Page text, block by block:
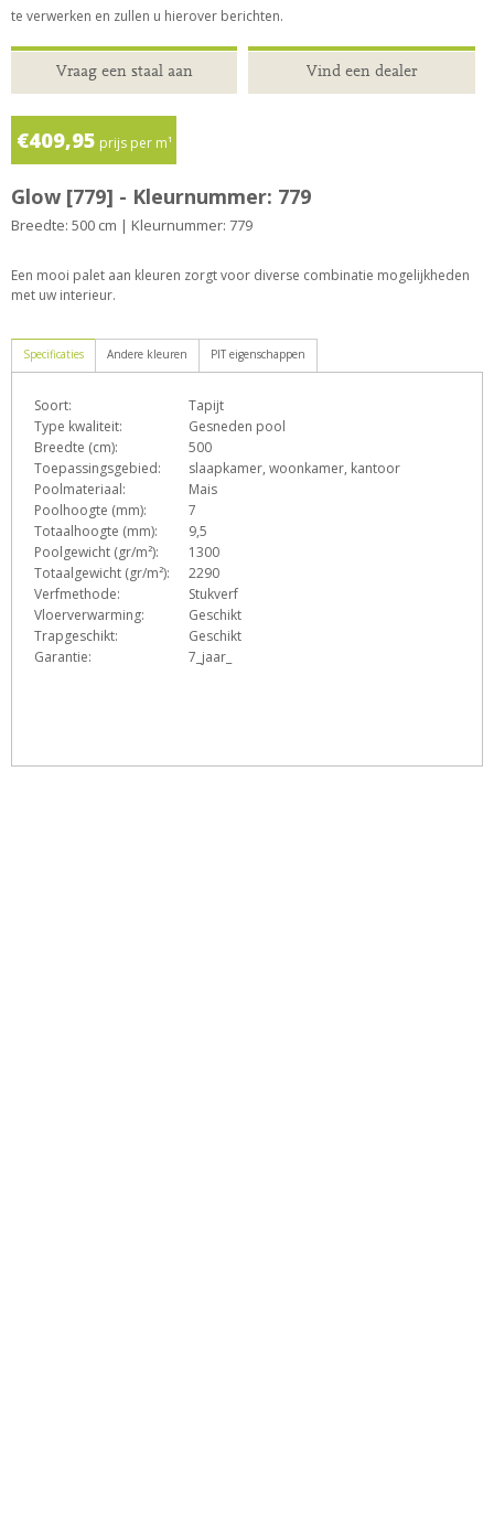
te verwerken en zullen u hierover berichten.
Vraag een staal aan Vind een dealer
€409,95 prijs per m¹
Glow [779] - Kleurnummer: 779
Breedte: 500 cm | Kleurnummer: 779
Een mooi palet aan kleuren zorgt voor diverse combinatie mogelijkheden
met uw interieur.
Specificaties
Soort:
Tapijt
Type kwaliteit:
Gesneden pool
Breedte (cm):
500
Toepassingsgebied:
slaapkamer, woonkamer, kantoor
Poolmateriaal:
Mais
Poolhoogte (mm):
7
Totaalhoogte (mm):
9,5
Poolgewicht (gr/m²):
1300
Totaalgewicht (gr/m²):
2290
Verfmethode:
Stukverf
Vloerverwarming:
Geschikt
Trapgeschikt:
Geschikt
Garantie:
7_jaar_
Andere kleuren PIT eigenschappen
D eF h
opqs